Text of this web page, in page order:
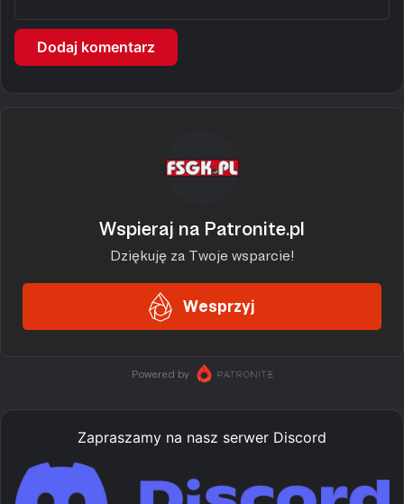
Zapraszamy na nasz serwer Discord